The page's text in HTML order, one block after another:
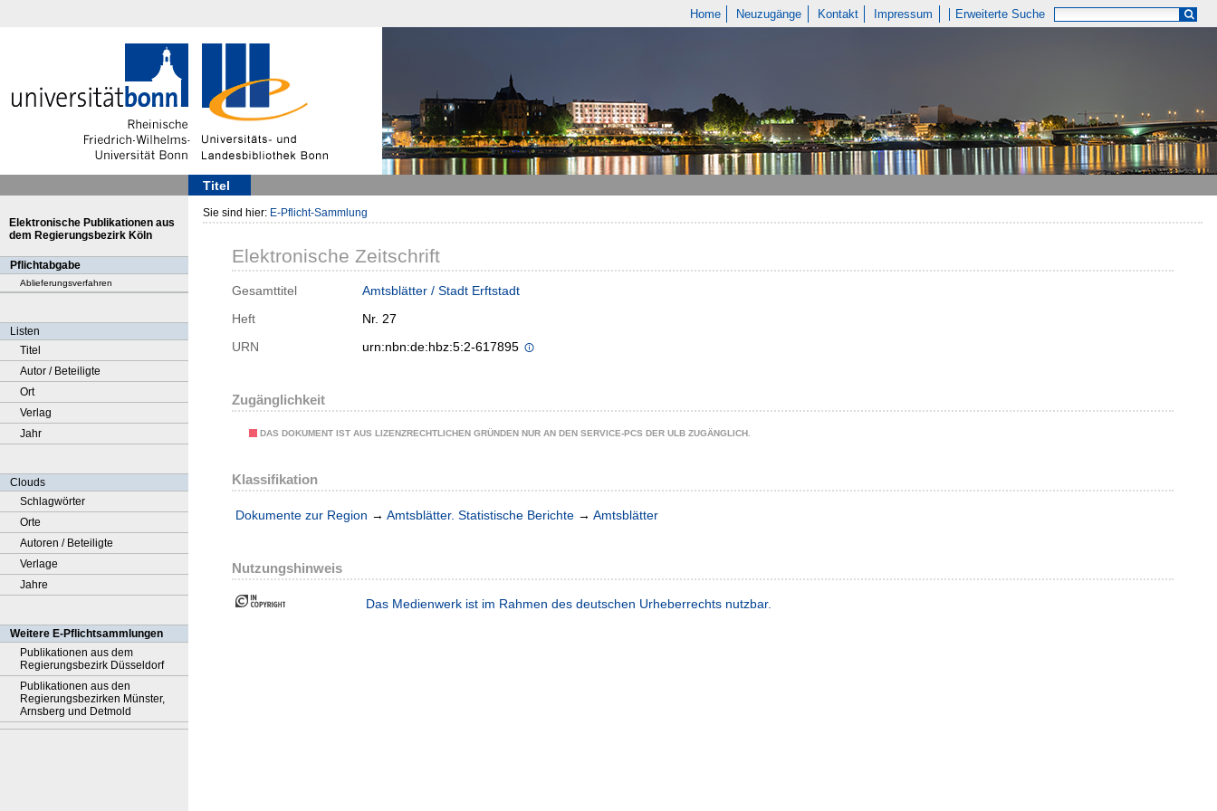
Home Neuzugänge Kontakt Impressum Erweiterte Suche
Titel
Elektronische Publikationen aus
dem Regierungsbezirk Köln
Pflichtabgabe
Ablieferungsverfahren
Listen
Titel
Autor / Beteiligte
Ort
Verlag
Jahr
Clouds
Schlagwörter
Orte
Autoren / Beteiligte
Verlage
Jahre
Weitere E-Pflichtsammlungen
Publikationen aus dem
Regierungsbezirk Düsseldorf
Publikationen aus den
Regierungsbezirken Münster,
Arnsberg und Detmold
Sie sind hier: E-Pflicht-Sammlung
Elektronische Zeitschrift
Gesamttitel
Amtsblätter / Stadt Erftstadt
Heft
Nr. 27
URN
urn:nbn:de:hbz:5:2-617895
Zugänglichkeit
DAS DOKUMENT IST AUS LIZENZRECHTLICHEN GRÜNDEN NUR AN DEN SERVICE-PCS DER ULB ZUGÄNGLICH.
Klassifikation
Dokumente zur Region → Amtsblätter. Statistische Berichte → Amtsblätter
Nutzungshinweis
Das Medienwerk ist im Rahmen des deutschen Urheberrechts nutzbar.